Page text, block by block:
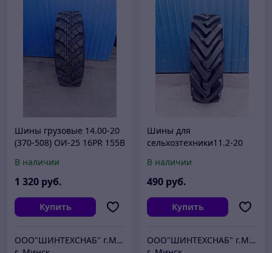
Шины грузовые 14.00-20
(370-508) ОИ-25 16PR 155В
(покрышка+камера) с
подкачкой
В наличии
1 320 руб.
Купить
ООО"ШИНТЕХСНАБ" г.Минск
Шины для
сельхозтехники11.2-20
камера
В наличии
490 руб.
Купить
ООО"ШИНТЕХСНАБ" г.Минск